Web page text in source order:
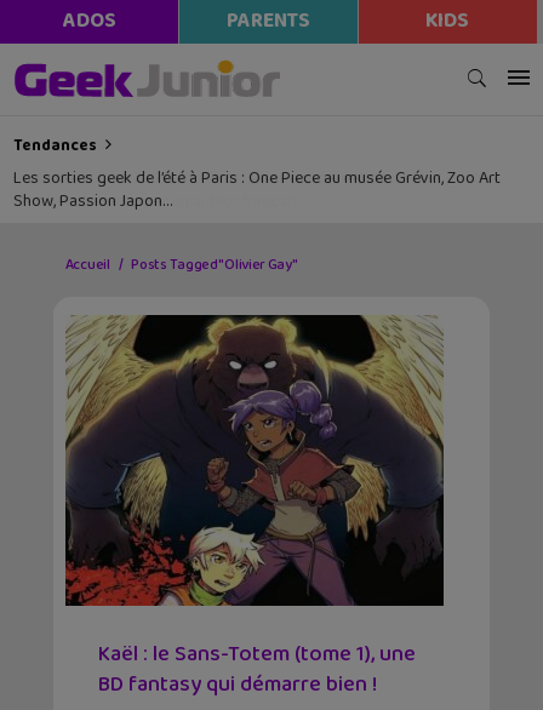
ADOS PARENTS KIDS
Tendances
Les sorties geek de l’été à Paris : One Piece au musée Grévin, Zoo Art
Show, Passion Japon…
Accueil Posts Tagged "Olivier Gay"
Kaël : le Sans-Totem (tome 1), une
BD fantasy qui démarre bien !